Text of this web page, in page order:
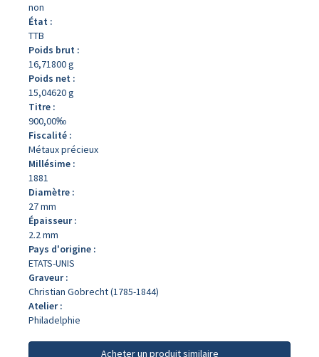
non
État :
TTB
Poids brut :
16,71800 g
Poids net :
15,04620 g
Titre :
900,00‰
Fiscalité :
Métaux précieux
Millésime :
1881
Diamètre :
27 mm
Épaisseur :
2.2 mm
Pays d'origine :
ETATS-UNIS
Graveur :
Christian Gobrecht (1785-1844)
Atelier :
Philadelphie
Acheter un produit similaire